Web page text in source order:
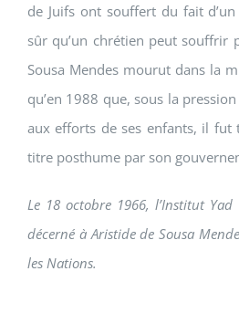
de Juifs ont souffert du fait
sûr qu’un chrétien peut souffrir
Sousa Mendes mourut dans la
qu’en 1988 que, sous la
aux efforts de ses enfants, il fut
titre posthume par son
Le 18 octobre 1966, l’Institut Yad
décerné à Aristide de Sousa
les Nations.